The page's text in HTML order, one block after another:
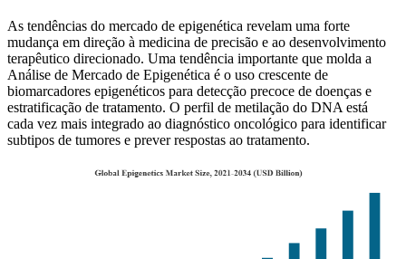
As tendências do mercado de epigenética revelam uma forte
mudança em direção à medicina de precisão e ao desenvolvimento
terapêutico direcionado. Uma tendência importante que molda a
Análise de Mercado de Epigenética é o uso crescente de
biomarcadores epigenéticos para detecção precoce de doenças e
estratificação de tratamento. O perfil de metilação do DNA está
cada vez mais integrado ao diagnóstico oncológico para identificar
subtipos de tumores e prever respostas ao tratamento.